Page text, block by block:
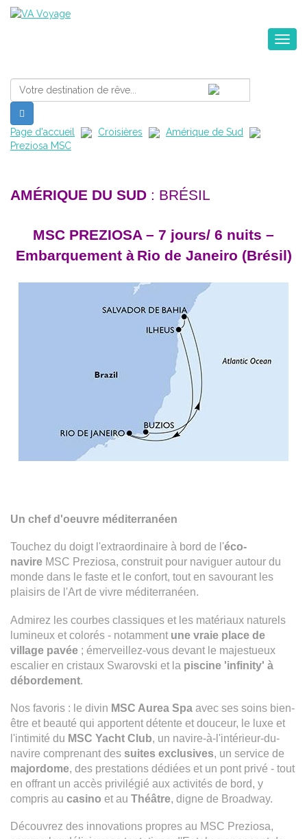
Toggle
Page d'accueil Croisières
Amérique de Sud
Preziosa MSC
AMÉRIQUE DU SUD : BRÉSIL
MSC PREZIOSA – 7 jours/ 6 nuits –
Embarquement à Rio de Janeiro (Brésil)
Un chef d'oeuvre méditerranéen
Touchez du doigt l'extraordinaire à bord de l'éco-
navire MSC Preziosa, construit pour naviguer autour du
monde dans le faste et le confort, tout en savourant les
plaisirs de l'Art de vivre méditerranéen.
Admirez les courbes classiques et les matériaux naturels
lumineux et colorés - notamment une vraie place de
village pavée ; émerveillez-vous devant le majestueux
escalier en cristaux Swarovski et la piscine 'infinity' à
débordement.
Nos favoris : le divin MSC Aurea Spa avec ses soins bien-
être et beauté qui apportent détente et douceur, le luxe et
l'intimité du MSC Yacht Club, un navire-à-l'intérieur-du-
navire comprenant des suites exclusives, un service de
majordome, des prestations dédiées et un pont privé - tout
en offrant un accès privilégié aux activités de bord, y
compris au casino et au Théâtre, digne de Broadway.
Découvrez des innovations propres au MSC Preziosa,